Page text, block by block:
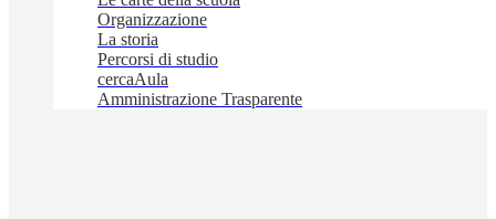
Organizzazione
La storia
Percorsi di studio
cercaAula
Amministrazione Trasparente